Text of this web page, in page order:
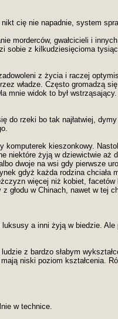
cię nie napadnie, system
morderców, gwałcicieli i
sobie z kilkudziesięcioma
z życia i raczej
władze. Często gromadzą
mnie widok to był wstrząsający.
do rzeki bo tak najłatwiej,
komputerek kieszonkowy.
niektóre żyją w dziewictwie aż
dwoje na wsi gdy pierwsze
gdyż każda rodzina chciała
więcej niż kobiet, facetów
głodu w Chinach, nawet w tej
a inni żyją w biedzie. Ale
z bardzo słabym
niski poziom kształcenia.
w technice.